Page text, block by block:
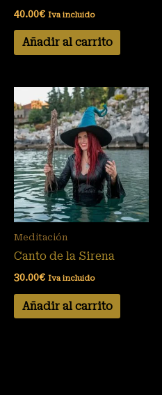
40.00€ Iva incluido
Añadir al carrito
Meditación
Canto de la Sirena
30.00€ Iva incluido
Añadir al carrito